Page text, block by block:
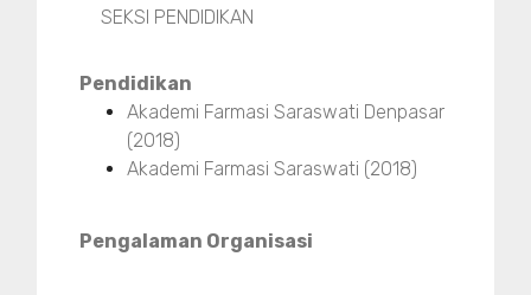
SEKSI PENDIDIKAN
Pendidikan
Akademi Farmasi Saraswati Denpasar
(2018)
Akademi Farmasi Saraswati (2018)
Pengalaman Organisasi